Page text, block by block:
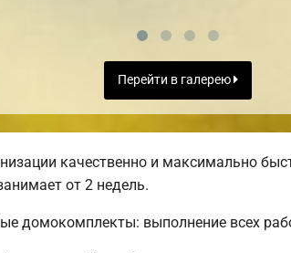
Перейти в галерею
качественно и максимально
от 2 недель.
домокомплекты: выполнение всех